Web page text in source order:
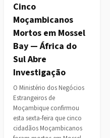
Cinco
Moçambicanos
Mortos em Mossel
Bay — África do
Sul Abre
Investigação
O Ministério dos Negócios
Estrangeiros de
Moçambique confirmou
esta sexta-feira que cinco
cidadãos Moçambicanos